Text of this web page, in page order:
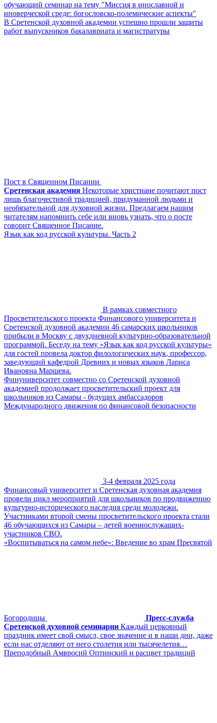
обучающий семинар на тему "Миссия в инославной и
иноверческой среде: богословско-полемические аспекты"
В Сретенской духовной академии успешно прошли защиты
работ выпускников бакалавриата и магистратуры
Пост в Священном Писании
Сретенская академия Некоторые христиане почитают пост
лишь благочестивой традицией, придуманной людьми и
необязательной для духовной жизни. Предлагаем нашим
читателям напомнить себе или вновь узнать, что о посте
говорит Священное Писание.
Язык как код русской культуры. Часть 2
В рамках совместного
Просветительского проекта Финансового университета и
Сретенской духовной академии 46 самарских школьников
прибыли в Москву с двухдневной культурно-образовательной
программой. Беседу на тему «Язык как код русской культуры»
для гостей провела доктор филологических наук, профессор,
заведующий кафедрой Древних и новых языков Лариса
Ивановна Маршева.
Финуниверситет совместно со Сретенской духовной
академией продолжает просветительский проект для
школьников из Самары - будущих амбассадоров
Международного движения по финансовой безопасности
3-4 февраля 2025 года
Финансовый университет и Сретенская духовная академия
провели цикл мероприятий для школьников по продвижению
культурно-исторического наследия среди молодежи.
Участниками второй смены просветительского проекта стали
46 обучающихся из Самары – детей военнослужащих-
участников СВО.
«Воспитываться на самом небе»: Введение во храм Пресвятой
Богородицы
Пресс-служба
Сретенской духовной семинарии Каждый церковный
праздник имеет свой смысл, свое значение и в наши дни, даже
если нас отделяют от него столетия или тысячелетия…
Преподобный Амвросий Оптинский и расцвет традиций